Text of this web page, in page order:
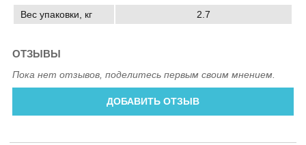
Вес упаковки, кг 2.7
ОТЗЫВЫ
Пока нет отзывов, поделитесь первым своим мнением.
ДОБАВИТЬ ОТЗЫВ